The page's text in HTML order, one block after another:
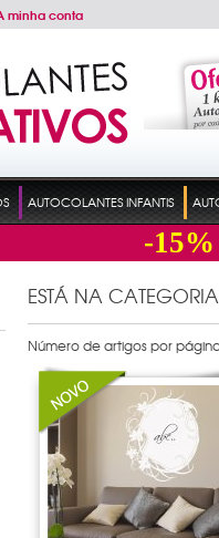
minha conta
AUTOCOLANTES INFANTIS
-15%
ESTÁ NA
Número de artigos por